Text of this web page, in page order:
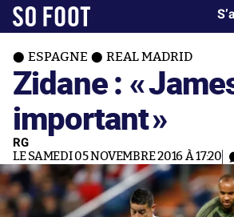
ESPAGNE REAL MADRID
Zidane : «
important»
RG
LE SAMEDI 05 NOVEMBRE 2016 À 17:20